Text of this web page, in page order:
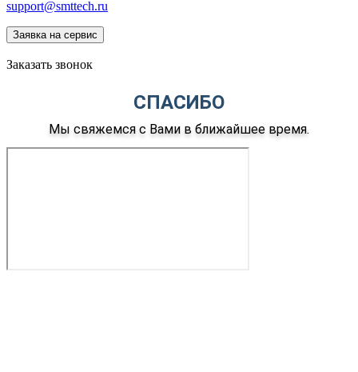
support@smttech.ru
Заявка на сервис
Заказать звонок
СПАСИБО
Мы свяжемся с Вами в ближайшее время.